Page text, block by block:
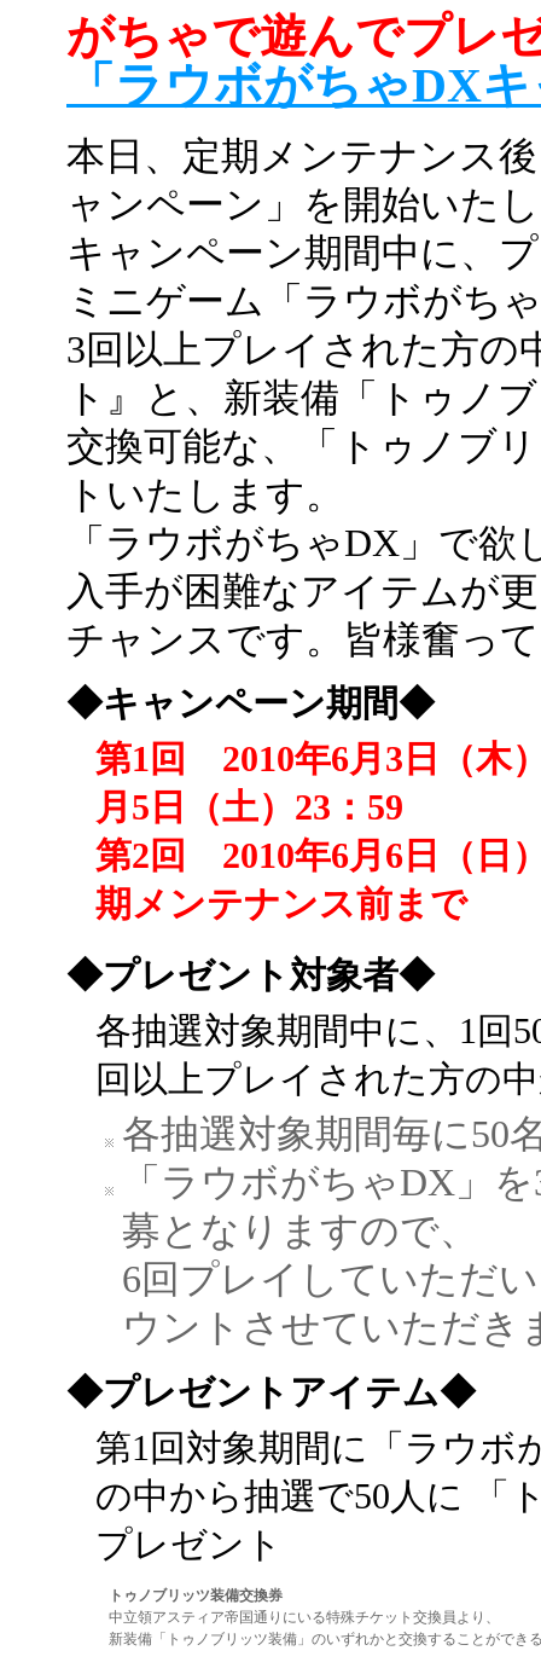
がちゃで遊んでプレ
「ラウボがちゃDX
本日、定期メンテナンス
ャンペーン」を開始いた
キャンペーン期間中に、
ミニゲーム「ラウボがち
3回以上プレイされた方の
ト』と、新装備「トゥノ
交換可能な、「トゥノブ
トいたします。
「ラウボがちゃDX」で
入手が困難なアイテムが
チャンスです。皆様奮っ
◆キャンペーン期間◆
第1回 2010年6月3日（木
月5日（土）23：59
第2回 2010年6月6日（日
期メンテナンス前まで
◆プレゼント対象者◆
各抽選対象期間中に、1回
回以上プレイされた方の
各抽選対象期間毎に50
「ラウボがちゃDX」
募となりますので、
6回プレイしていただ
ウントさせていただき
◆プレゼントアイテム◆
第1回対象期間に「ラウボ
の中から抽選で50人に 「
プレゼント
トゥノブリッツ装備交換券
中立領アスティア帝国通りにいる特殊チケット交換員より、
新装備「トゥノブリッツ装備」のいずれかと交換することができ